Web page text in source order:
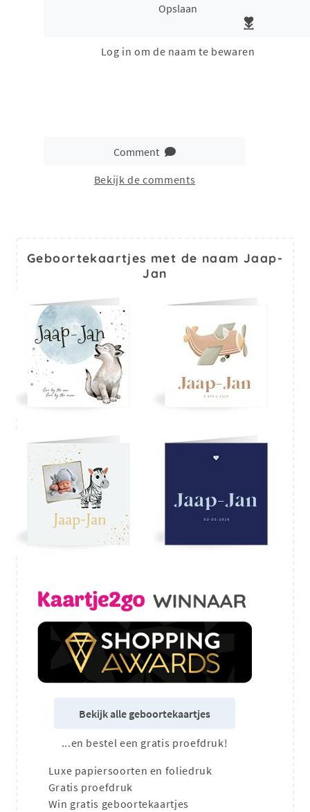
Opslaan
Log in om de naam te bewaren
Comment
Bekijk de comments
Geboortekaartjes met de naam Jaap-
Jan
Bekijk alle geboortekaartjes
...en bestel een gratis proefdruk!
Luxe papiersoorten en foliedruk
Gratis proefdruk
Win gratis geboortekaartjes